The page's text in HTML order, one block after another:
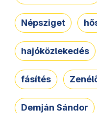
Népsziget
hajóközlekedés
fásítés
Demján Sándor